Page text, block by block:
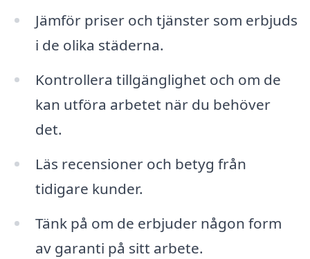
Jämför priser och tjänster som erbjuds
i de olika städerna.
Kontrollera tillgänglighet och om de
kan utföra arbetet när du behöver
det.
Läs recensioner och betyg från
tidigare kunder.
Tänk på om de erbjuder någon form
av garanti på sitt arbete.